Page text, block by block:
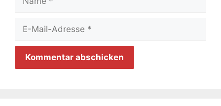
Mail-
Adresse